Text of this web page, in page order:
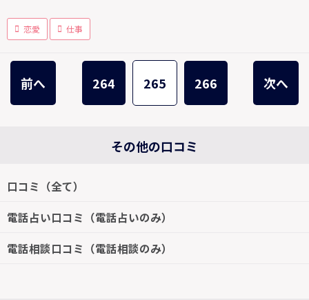
恋愛 仕事
前へ 264 265 266 次へ
その他の口コミ
口コミ（全て）
電話占い口コミ（電話占いのみ）
電話相談口コミ（電話相談のみ）